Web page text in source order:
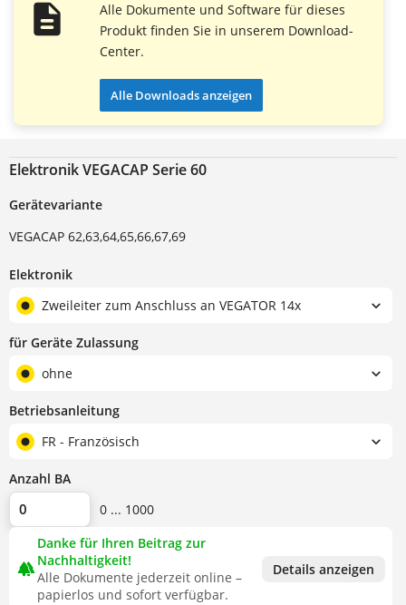
Alle Dokumente und Software für dieses
Produkt finden Sie in unserem Download-
Center.
Alle Downloads anzeigen
Elektronik VEGACAP Serie 60
Gerätevariante
VEGACAP 62,63,64,65,66,67,69
Elektronik
Zweileiter zum Anschluss an VEGATOR 14x
für Geräte Zulassung
ohne
Betriebsanleitung
FR - Französisch
Anzahl BA
0 ... 1000
forest
Danke für Ihren Beitrag zur
Nachhaltigkeit!
Alle Dokumente jederzeit online –
papierlos und sofort verfügbar.
Details anzeigen